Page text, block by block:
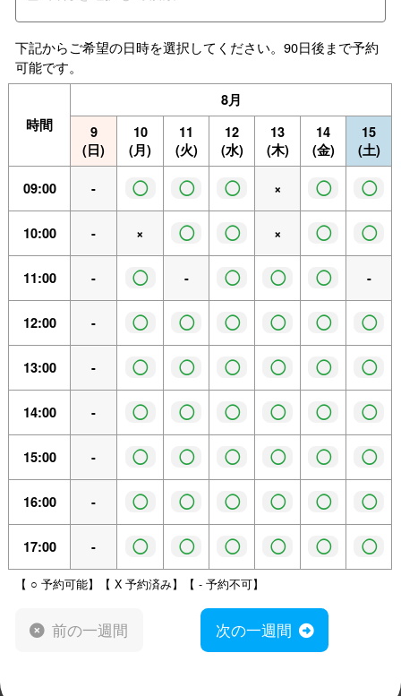
下記からご希望の日時を選択してください。90日後まで予約
可能です。
時間
8月
9
(日)
10
(月)
11
(火)
12
(水)
13
(木)
14
(金)
15
(土)
09:00 - ◯ ◯ ◯ × ◯ ◯
10:00 - × ◯ ◯ × ◯ ◯
11:00 - ◯ - ◯ ◯ ◯ -
12:00 - ◯ ◯ ◯ ◯ ◯ ◯
13:00 - ◯ ◯ ◯ ◯ ◯ ◯
14:00 - ◯ ◯ ◯ ◯ ◯ ◯
15:00 - ◯ ◯ ◯ ◯ ◯ ◯
16:00 - ◯ ◯ ◯ ◯ ◯ ◯
17:00 - ◯ ◯ ◯ ◯ ◯ ◯
【 ○ 予約可能】【 X 予約済み】【 - 予約不可】
前の一週間 次の一週間